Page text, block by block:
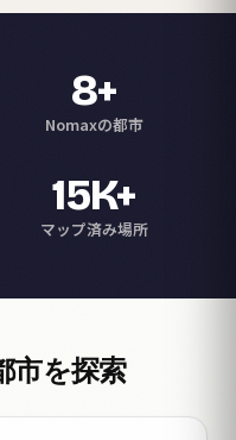
8+
Nomaxの都市
15K+
マップ済み場所
市を探索